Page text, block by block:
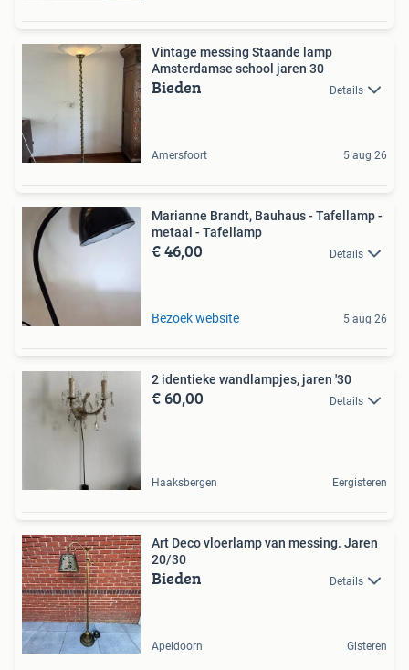
Vintage messing Staande lamp
Amsterdamse school jaren 30
Bieden Details
Amersfoort 5 aug 26
Marianne Brandt, Bauhaus - Tafellamp -
metaal - Tafellamp
€ 46,00 Details
Bezoek website 5 aug 26
2 identieke wandlampjes, jaren '30
€ 60,00 Details
Haaksbergen Eergisteren
Art Deco vloerlamp van messing. Jaren
20/30
Bieden Details
Apeldoorn Gisteren